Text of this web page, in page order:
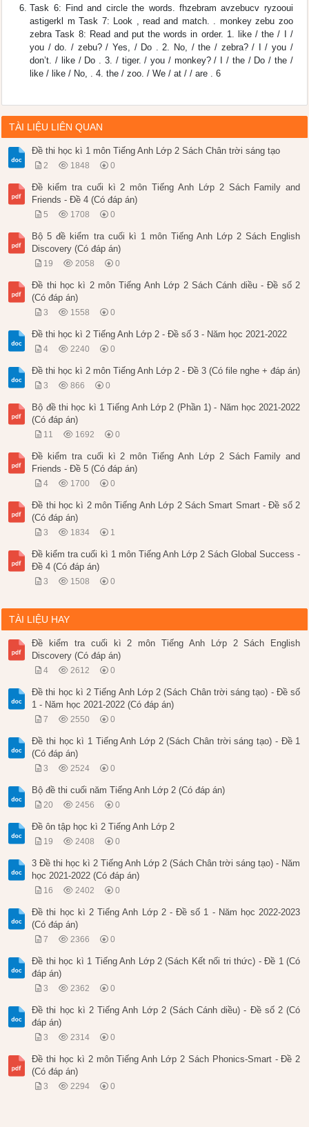
Task 6: Find and circle the words. fhzebram avzebucv ryzooui
astigerkl m Task 7: Look , read and match. . monkey zebu zoo
zebra Task 8: Read and put the words in order. 1. like / the / I /
you / do. / zebu? / Yes, / Do . 2. No, / the / zebra? / I / you /
don’t. / like / Do . 3. / tiger. / you / monkey? / I / the / Do / the /
like / like / No, . 4. the / zoo. / We / at / / are . 6
TÀI LIỆU LIÊN QUAN
Đề thi học kì 1 môn Tiếng Anh Lớp 2 Sách Chân trời sáng tạo
2 1848 0
Đề kiểm tra cuối kì 2 môn Tiếng Anh Lớp 2 Sách Family and
Friends - Đề 4 (Có đáp án)
5 1708 0
Bộ 5 đề kiểm tra cuối kì 1 môn Tiếng Anh Lớp 2 Sách English
Discovery (Có đáp án)
19 2058 0
Đề thi học kì 2 môn Tiếng Anh Lớp 2 Sách Cánh diều - Đề số 2
(Có đáp án)
3 1558 0
Đề thi học kì 2 Tiếng Anh Lớp 2 - Đề số 3 - Năm học 2021-2022
4 2240 0
Đề thi học kì 2 môn Tiếng Anh Lớp 2 - Đề 3 (Có file nghe + đáp án)
3 866 0
Bộ đề thi học kì 1 Tiếng Anh Lớp 2 (Phần 1) - Năm học 2021-2022
(Có đáp án)
11 1692 0
Đề kiểm tra cuối kì 2 môn Tiếng Anh Lớp 2 Sách Family and
Friends - Đề 5 (Có đáp án)
4 1700 0
Đề thi học kì 2 môn Tiếng Anh Lớp 2 Sách Smart Smart - Đề số 2
(Có đáp án)
3 1834 1
Đề kiểm tra cuối kì 1 môn Tiếng Anh Lớp 2 Sách Global Success -
Đề 4 (Có đáp án)
3 1508 0
TÀI LIỆU HAY
Đề kiểm tra cuối kì 2 môn Tiếng Anh Lớp 2 Sách English
Discovery (Có đáp án)
4 2612 0
Đề thi học kì 2 Tiếng Anh Lớp 2 (Sách Chân trời sáng tạo) - Đề số
1 - Năm học 2021-2022 (Có đáp án)
7 2550 0
Đề thi học kì 1 Tiếng Anh Lớp 2 (Sách Chân trời sáng tạo) - Đề 1
(Có đáp án)
3 2524 0
Bộ đề thi cuối năm Tiếng Anh Lớp 2 (Có đáp án)
20 2456 0
Đề ôn tập học kì 2 Tiếng Anh Lớp 2
19 2408 0
3 Đề thi học kì 2 Tiếng Anh Lớp 2 (Sách Chân trời sáng tạo) - Năm
học 2021-2022 (Có đáp án)
16 2402 0
Đề thi học kì 2 Tiếng Anh Lớp 2 - Đề số 1 - Năm học 2022-2023
(Có đáp án)
7 2366 0
Đề thi học kì 1 Tiếng Anh Lớp 2 (Sách Kết nối tri thức) - Đề 1 (Có
đáp án)
3 2362 0
Đề thi học kì 2 Tiếng Anh Lớp 2 (Sách Cánh diều) - Đề số 2 (Có
đáp án)
3 2314 0
Đề thi học kì 2 môn Tiếng Anh Lớp 2 Sách Phonics-Smart - Đề 2
(Có đáp án)
3 2294 0